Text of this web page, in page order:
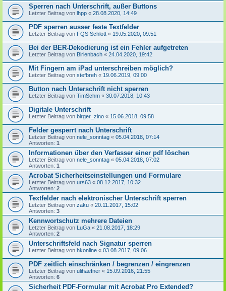
Sperren nach Unterschrift, außer Buttons
Letzter Beitrag von lhpp « 28.08.2020, 14:49
PDF sperren ausser feste Textfelder
Letzter Beitrag von FQS Schlott « 19.05.2020, 09:51
Bei der BER-Dekodierung ist ein Fehler aufgetreten
Letzter Beitrag von Birlenbach « 24.04.2020, 19:42
Mit Fingern am iPad unterschreiben möglich?
Letzter Beitrag von stefbreh « 19.06.2019, 09:00
Button nach Unterschrift nicht sperren
Letzter Beitrag von TimSchm « 30.07.2018, 10:43
Digitale Unterschrift
Letzter Beitrag von birger_zino « 15.06.2018, 09:58
Felder gesperrt nach Unterschrift
Letzter Beitrag von nele_sonntag « 05.04.2018, 07:14
Antworten: 1
Informationen über den Verfasser einer pdf löschen
Letzter Beitrag von nele_sonntag « 05.04.2018, 07:02
Antworten: 1
Acrobat Sicherheitseinstellungen und Formulare
Letzter Beitrag von urs63 « 08.12.2017, 10:32
Antworten: 2
Textfelder nach elektronischer Unterschrift sperren
Letzter Beitrag von zaku « 20.11.2017, 15:02
Antworten: 3
Kennwortschutz mehrere Dateien
Letzter Beitrag von LuGa « 21.08.2017, 18:29
Antworten: 2
Unterschriftsfeld nach Signatur sperren
Letzter Beitrag von hkonline « 03.08.2017, 09:06
PDF zeitlich einschränken / begrenzen / eingrenzen
Letzter Beitrag von ulihaefner « 15.09.2016, 21:55
Antworten: 6
Sicherheit PDF-Formular mit Acrobat Pro Extended?